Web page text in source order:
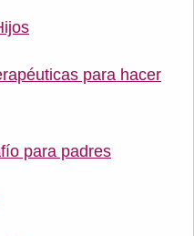
para hacer
para padres